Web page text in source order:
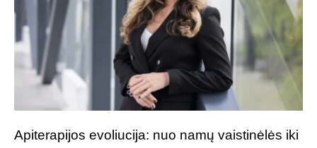
Apiterapijos evoliucija: nuo namų vaistinėlės iki